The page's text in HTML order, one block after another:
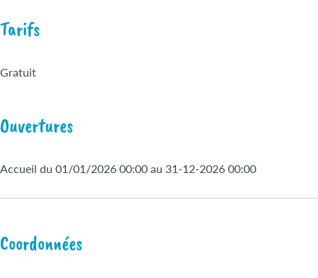
Tarifs
Gratuit
Ouvertures
Accueil du 01/01/2026 00:00 au 31-12-2026 00:00
Coordonnées